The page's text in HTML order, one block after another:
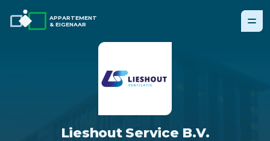
APPARTEMENT
& EIGENAAR
Lieshout Service B.V.